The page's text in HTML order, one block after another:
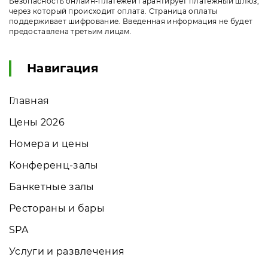
через который происходит оплата. Страница оплаты
поддерживает шифрование. Введенная информация не будет
предоставлена третьим лицам.
Навигация
Главная
Цены 2026
Номера и цены
Конференц-залы
Банкетные залы
Рестораны и бары
SPA
Услуги и развлечения